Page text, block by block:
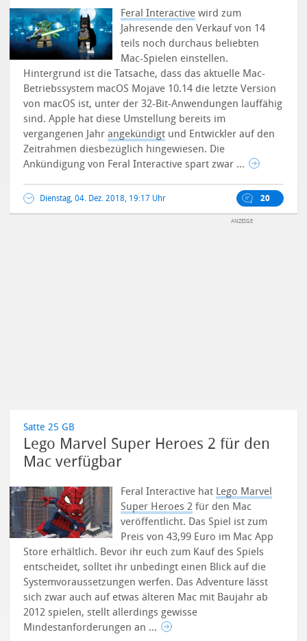
Feral Interactive wird zum
Jahresende den Verkauf von 14
teils noch durchaus beliebten
Mac-Spielen einstellen.
Hintergrund ist die Tatsache, dass das aktuelle Mac-
Betriebssystem macOS Mojave 10.14 die letzte Version
von macOS ist, unter der 32-Bit-Anwendungen lauffähig
sind. Apple hat diese Umstellung bereits im
vergangenen Jahrangekündigt und Entwickler auf den
Zeitrahmen diesbezüglich hingewiesen. Die
Ankündigung von Feral Interactive spart zwar ...
Dienstag, 04. Dez. 2018, 19:17 Uhr 20
Satte 25 GB
Lego Marvel Super Heroes 2 für den
Mac verfügbar
Feral Interactive hat Lego Marvel
Super Heroes 2 für den Mac
veröffentlicht. Das Spiel ist zum
Preis von 43,99 Euro im Mac App
Store erhältlich. Bevor ihr euch zum Kauf des Spiels
entscheidet, solltet ihr unbedingt einen Blick auf die
Systemvoraussetzungen werfen. Das Adventure lässt
sich zwar auch auf etwas älteren Mac mit Baujahr ab
2012 spielen, stellt allerdings gewisse
Mindestanforderungen an ...